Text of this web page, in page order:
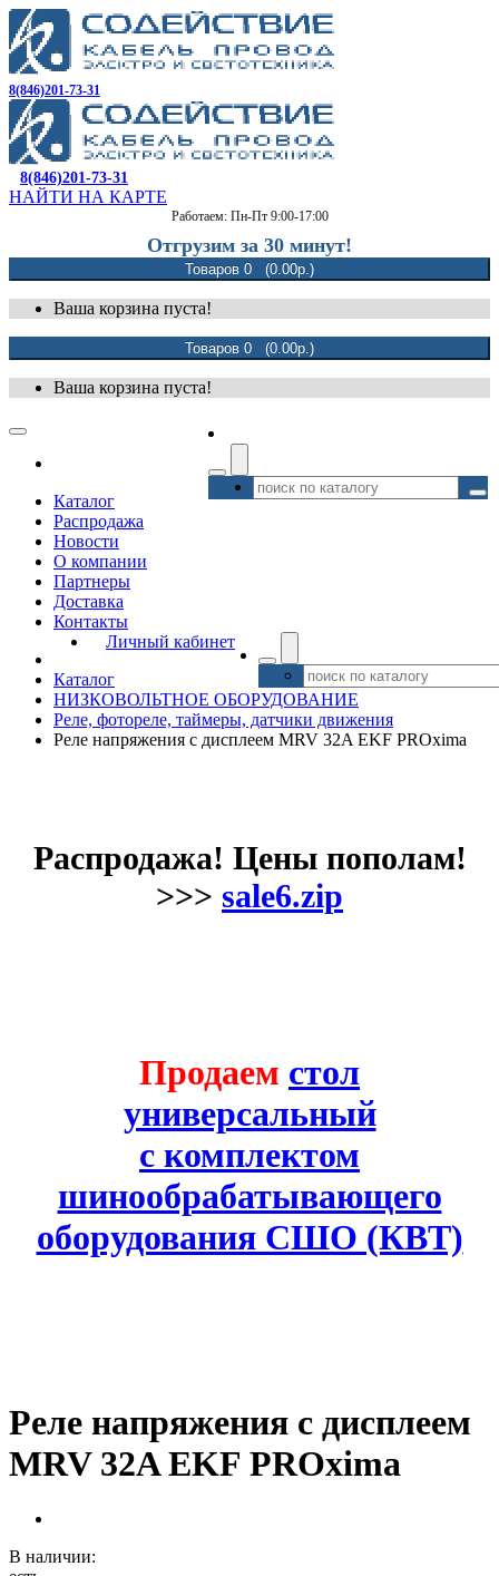
8(846)201-73-31
8(846)201-73-31
НАЙТИ НА КАРТЕ
Работаем: Пн-Пт 9:00-17:00
Отгрузим за 30 минут!
Товаров 0 (0.00р.)
Ваша корзина пуста!
Товаров 0 (0.00р.)
Ваша корзина пуста!
Каталог
Распродажа
Новости
О компании
Партнеры
Доставка
Контакты
Личный кабинет
Каталог
НИЗКОВОЛЬТНОЕ ОБОРУДОВАНИЕ
Реле, фотореле, таймеры, датчики движения
Реле напряжения с дисплеем MRV 32A EKF PROxima
Распродажа! Цены пополам!
>>> sale6.zip
Продаем стол
универсальный
с комплектом
шинообрабатывающего
оборудования СШО (КВТ)
Реле напряжения с дисплеем
MRV 32A EKF PROxima
В наличии: